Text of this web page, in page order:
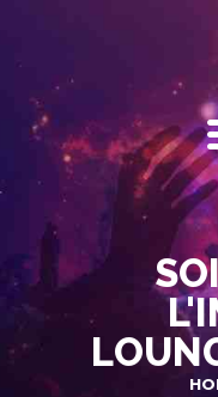
DJ
A
DJU
MUSIC
EVENTS
PHOTOS
VIDEOS